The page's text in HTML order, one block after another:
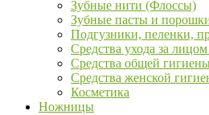
Зубные нити (Флоссы)
Зубные пасты и
Подгузники, пеленки,
Средства ухода за
Средства общей
Средства женской
Косметика
Ножницы